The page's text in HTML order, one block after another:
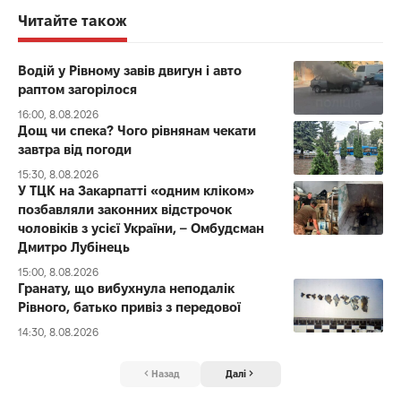
Читайте також
Водій у Рівному завів двигун і авто
раптом загорілося
16:00, 8.08.2026
Дощ чи спека? Чого рівнянам чекати
завтра від погоди
15:30, 8.08.2026
У ТЦК на Закарпатті «одним кліком»
позбавляли законних відстрочок
чоловіків з усієї України, – Омбудсман
Дмитро Лубінець
15:00, 8.08.2026
Гранату, що вибухнула неподалік
Рівного, батько привіз з передової
14:30, 8.08.2026
Назад Далі